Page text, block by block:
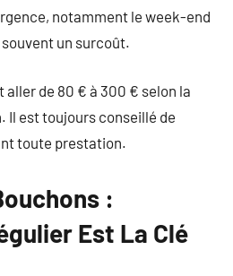
notamment le week-end
un surcoût.
aller de 80 € à 300 € selon la
Il est toujours conseillé de
toute prestation.
:
Est La Clé